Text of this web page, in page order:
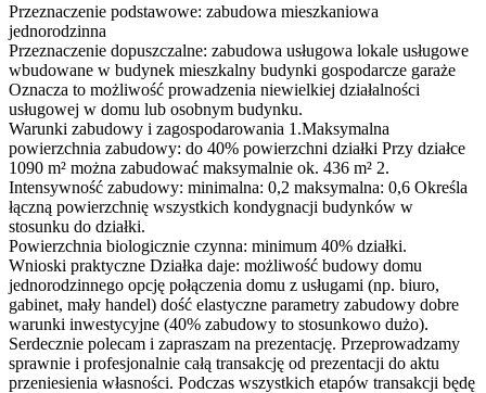
Przeznaczenie podstawowe: zabudowa mieszkaniowa
jednorodzinna
Przeznaczenie dopuszczalne: zabudowa usługowa lokale usługowe
wbudowane w budynek mieszkalny budynki gospodarcze garaże
Oznacza to możliwość prowadzenia niewielkiej działalności
usługowej w domu lub osobnym budynku.
Warunki zabudowy i zagospodarowania 1.Maksymalna
powierzchnia zabudowy: do 40% powierzchni działki Przy działce
1090 m² można zabudować maksymalnie ok. 436 m² 2.
Intensywność zabudowy: minimalna: 0,2 maksymalna: 0,6 Określa
łączną powierzchnię wszystkich kondygnacji budynków w
stosunku do działki.
Powierzchnia biologicznie czynna: minimum 40% działki.
Wnioski praktyczne Działka daje: możliwość budowy domu
jednorodzinnego opcję połączenia domu z usługami (np. biuro,
gabinet, mały handel) dość elastyczne parametry zabudowy dobre
warunki inwestycyjne (40% zabudowy to stosunkowo dużo).
Serdecznie polecam i zapraszam na prezentację. Przeprowadzamy
sprawnie i profesjonalnie całą transakcję od prezentacji do aktu
przeniesienia własności. Podczas wszystkich etapów transakcji będę